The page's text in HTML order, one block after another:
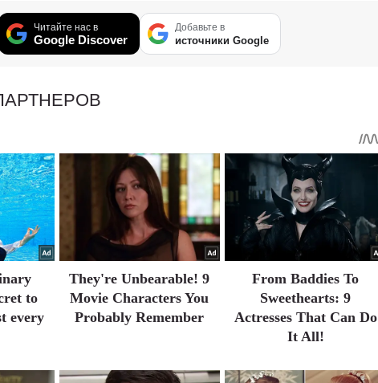
Читайте нас в
Google Discover
Добавьте в
источники Google
to
every
They're Unbearable! 9
Movie Characters You
Probably Remember
From Baddies To
Sweethearts: 9
Actresses That Can Do
It All!